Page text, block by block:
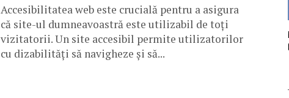
Accesibilitatea web este crucială pentru a asigura
că site-ul dumneavoastră este utilizabil de toți
vizitatorii. Un site accesibil permite utilizatorilor
cu dizabilități să navigheze și să...